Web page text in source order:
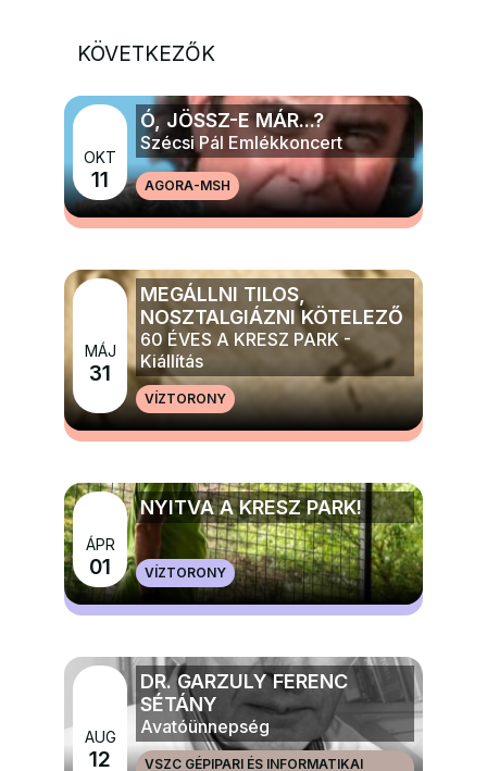
KÖVETKEZŐK
OKT
11
Ó, JÖSSZ-E MÁR...?
Szécsi Pál Emlékkoncert
AGORA-MSHMÉG TÖBB ZENE
MÁJ
31
MEGÁLLNI TILOS,
NOSZTALGIÁZNI KÖTELEZŐ
60 ÉVES A KRESZ PARK -
Kiállítás
VÍZTORONY
MÉG TÖBB ELŐADÁS, TÁNC, KIÁLLÍTÁS
ÁPR
01
NYITVA A KRESZ PARK!
VÍZTORONY
MÉG TÖBB GYERMEK, IFJÚSÁGI ÉS CSALÁDI
PROGRAMOK
AUG
12
DR. GARZULY FERENC
SÉTÁNY
Avatóünnepség
VSZC GÉPIPARI ÉS INFORMATIKAI